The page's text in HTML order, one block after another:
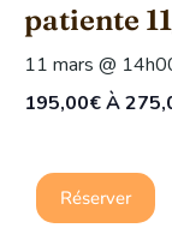
patiente
11 mars @
195,00€ À
Réserver